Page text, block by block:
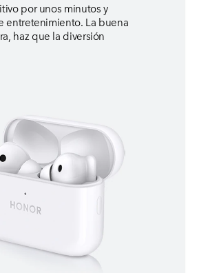
por unos minutos y
entretenimiento. La buena
haz que la diversión